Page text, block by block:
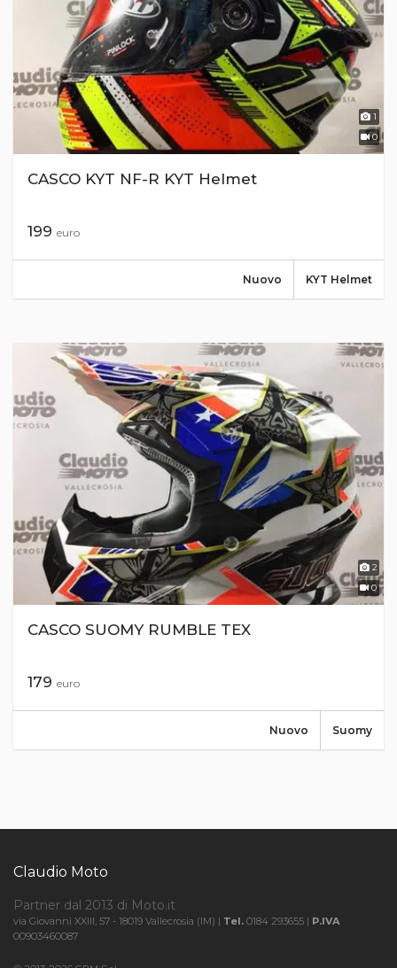
1
0
CASCO KYT NF-R KYT Helmet
199 euro
KYT Helmet
Nuovo
2
0
CASCO SUOMY RUMBLE TEX
179 euro
Suomy
Nuovo
Claudio Moto
Partner dal 2013 di Moto.it
via Giovanni XXIII, 57 - 18019 Vallecrosia (IM) | Tel. 0184 293655 | P.IVA
00903460087